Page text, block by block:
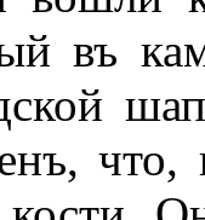
въ
что,